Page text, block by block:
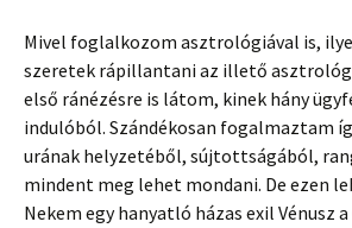
Mivel foglalkozom asztrológiával is,
szeretek rápillantani az illető
első ránézésre is látom, kinek hány
indulóból. Szándékosan fogalmaztam
urának helyzetéből, sújtottságából,
mindent meg lehet mondani. De ezen
Nekem egy hanyatló házas exil Vénusz